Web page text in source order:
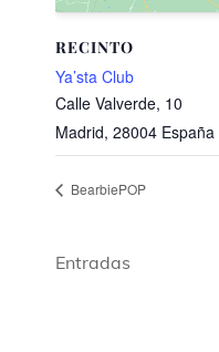
RECINTO
Ya’sta Club
Calle Valverde, 10
Madrid, 28004 España
BearbiePOP
Entradas